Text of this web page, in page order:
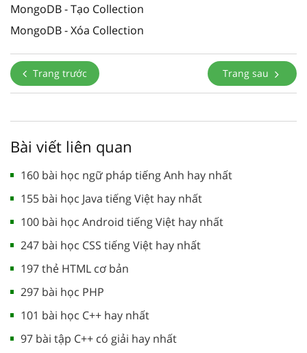
MongoDB - Tạo Collection
MongoDB - Xóa Collection
Trang trước Trang sau
Bài viết liên quan
160 bài học ngữ pháp tiếng Anh hay nhất
155 bài học Java tiếng Việt hay nhất
100 bài học Android tiếng Việt hay nhất
247 bài học CSS tiếng Việt hay nhất
197 thẻ HTML cơ bản
297 bài học PHP
101 bài học C++ hay nhất
97 bài tập C++ có giải hay nhất